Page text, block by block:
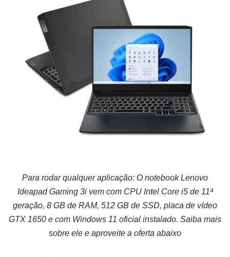
Para rodar qualquer aplicação: O notebook Lenovo
Ideapad Gaming 3i vem com CPU Intel Core i5 de 11ª
geração, 8 GB de RAM, 512 GB de SSD, placa de vídeo
GTX 1650 e com Windows 11 oficial instalado. Saiba mais
sobre ele e aproveite a oferta abaixo